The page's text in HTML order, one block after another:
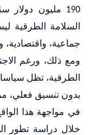
190 مليون
السلامة الطرقية
جماعية،
ومع ذلك، ورغم
الطرقية، تظل
بدون تنسيق فعلي،
في مواجهة هذا
خلال دراسة تطور